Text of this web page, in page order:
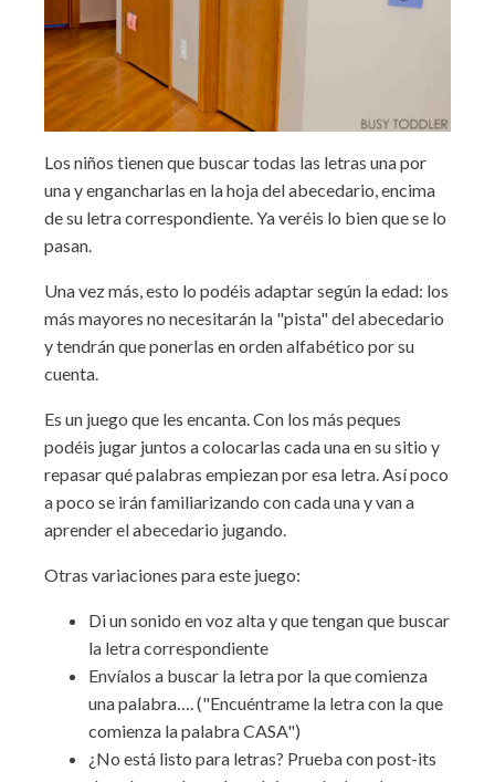
Los niños tienen que buscar todas las letras una por
una y engancharlas en la hoja del abecedario, encima
de su letra correspondiente. Ya veréis lo bien que se lo
pasan.
Una vez más, esto lo podéis adaptar según la edad: los
más mayores no necesitarán la "pista" del abecedario
y tendrán que ponerlas en orden alfabético por su
cuenta.
Es un juego que les encanta. Con los más peques
podéis jugar juntos a colocarlas cada una en su sitio y
repasar qué palabras empiezan por esa letra. Así poco
a poco se irán familiarizando con cada una y van a
aprender el abecedario jugando.
Otras variaciones para este juego:
Di un sonido en voz alta y que tengan que buscar
la letra correspondiente
Envíalos a buscar la letra por la que comienza
una palabra…. ("Encuéntrame la letra con la que
comienza la palabra CASA")
¿No está listo para letras? Prueba con post-its